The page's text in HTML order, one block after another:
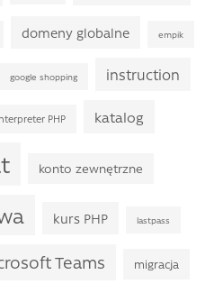
domeny globalne empik
google shopping instruction
PHP katalog
konto zewnętrzne
kurs PHP lastpass
Teams migracja